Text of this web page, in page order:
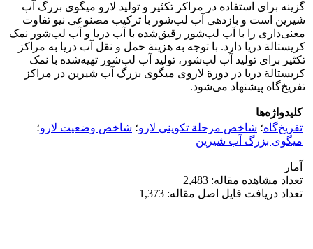
گزینه برای استفاده در مراکز تکثیر و تولید لارو میگوی بزرگ آب
شیرین است و بازدهی آب لب‌شور با ترکیب مصنوعی نیو تفاوت
معنی‌داری را با آب لب‌شور رقیق‌شده با آب دریا و آب لب‌شور نمک
کریستالة دریا دارد. با توجه به هزینة حمل و نقل آب دریا به مراکز
تکثیر برای تولید آب لب‌شور، تولید آب لب‌شور تهیه‌شده با نمک
کریستالة دریا در دورة لاروی میگوی بزرگ آب شیرین در مراکز
تفریخ‌گاه پیشنهاد می‌شود.
کلیدواژه‌ها
تفریخ‌گاه؛ شاخص مرحلة تکوینی لارو؛ شاخص وضعیت لارو؛
میگوی بزرگ آب شیرین
آمار
تعداد مشاهده مقاله: 2,483
تعداد دریافت فایل اصل مقاله: 1,373